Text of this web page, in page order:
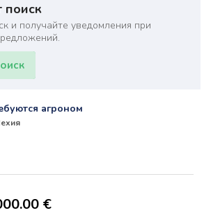
поиск
и получайте уведомления при
агроном
€